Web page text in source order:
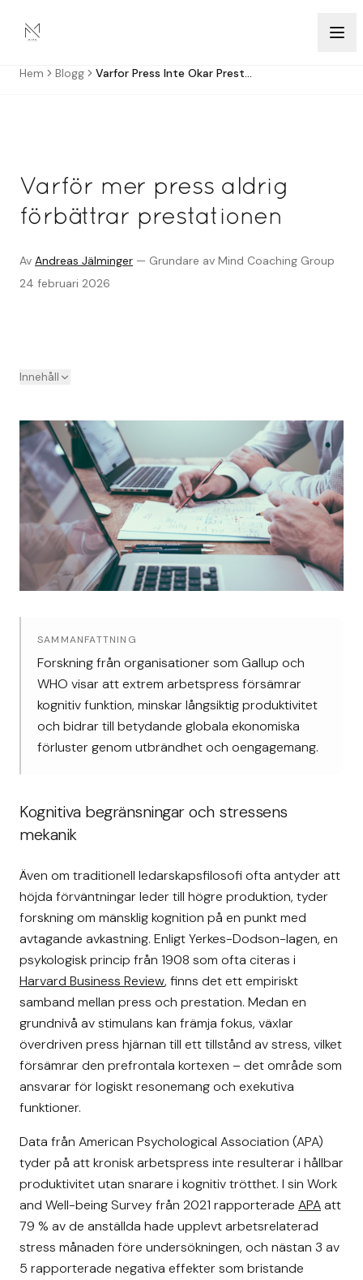
Hem Blogg Varfor Press Inte Okar Prestationen
Varför mer press aldrig
förbättrar prestationen
Av Andreas Jälminger — Grundare av Mind Coaching Group
24 februari 2026
Innehåll
SAMMANFATTNING
Forskning från organisationer som Gallup och
WHO visar att extrem arbetspress försämrar
kognitiv funktion, minskar långsiktig produktivitet
och bidrar till betydande globala ekonomiska
förluster genom utbrändhet och oengagemang.
Kognitiva begränsningar och stressens
mekanik
Även om traditionell ledarskapsfilosofi ofta antyder att
höjda förväntningar leder till högre produktion, tyder
forskning om mänsklig kognition på en punkt med
avtagande avkastning. Enligt Yerkes-Dodson-lagen, en
psykologisk princip från 1908 som ofta citeras i
Harvard Business Review, finns det ett empiriskt
samband mellan press och prestation. Medan en
grundnivå av stimulans kan främja fokus, växlar
överdriven press hjärnan till ett tillstånd av stress, vilket
försämrar den prefrontala kortexen – det område som
ansvarar för logiskt resonemang och exekutiva
funktioner.
Data från American Psychological Association (APA)
tyder på att kronisk arbetspress inte resulterar i hållbar
produktivitet utan snarare i kognitiv trötthet. I sin Work
and Well-being Survey från 2021 rapporterade APAatt
79 % av de anställda hade upplevt arbetsrelaterad
stress månaden före undersökningen, och nästan 3 av
5 rapporterade negativa effekter som bristande